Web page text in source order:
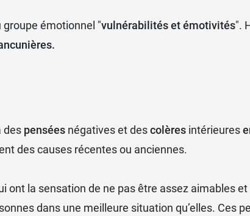
groupe émotionnel "vulnérabilités et émotivités".
des pensées négatives et descolères intérieures
des causes récentes ou anciennes.
ont la sensation de ne pas être assez aimables
dans une meilleure situation qu’elles. Ces